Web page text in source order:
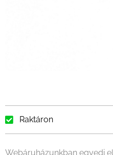
Raktáron
Webáruházunkban egyedi